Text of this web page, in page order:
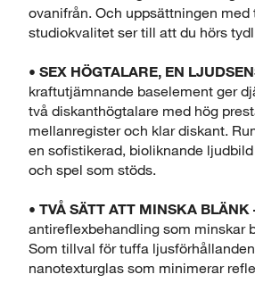
ovanifrån. Och uppsättningen med
studiokvalitet ser till att du hörs
• SEX HÖGTALARE, EN
kraftutjämnande baselement ger
två diskanthögtalare med hög
mellanregister och klar diskant.
en sofistikerad, bioliknande
och spel som stöds.
• TVÅ SÄTT ATT MINSKA BLÄNK
antireflexbehandling som minskar
Som tillval för tuffa
nanotexturglas som minimerar